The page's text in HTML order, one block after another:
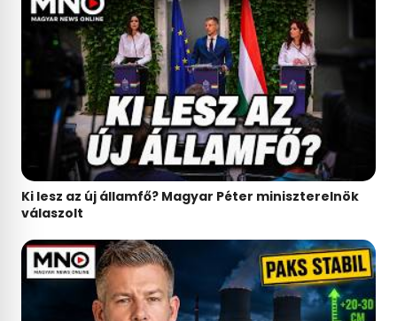
Ki lesz az új államfő? Magyar Péter miniszterelnök
válaszolt